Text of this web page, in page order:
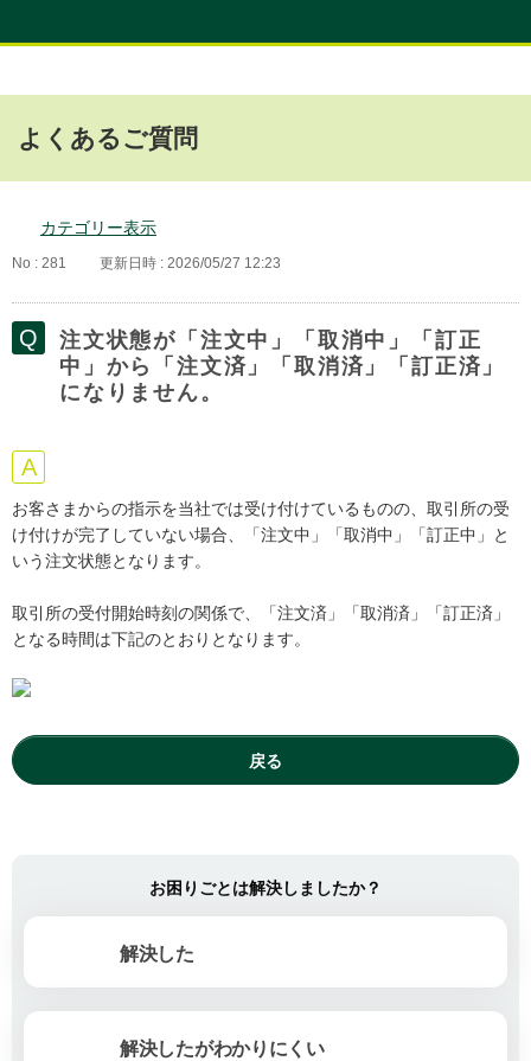
よくあるご質問
カテゴリー表示
No : 281 更新日時 : 2026/05/27 12:23
注文状態が「注文中」「取消中」「訂正
中」から「注文済」「取消済」「訂正済」
になりません。
お客さまからの指示を当社では受け付けているものの、取引所の受
け付けが完了していない場合、「注文中」「取消中」「訂正中」と
いう注文状態となります。
取引所の受付開始時刻の関係で、「注文済」「取消済」「訂正済」
となる時間は下記のとおりとなります。
戻る
お困りごとは解決しましたか？
解決した
解決したがわかりにくい